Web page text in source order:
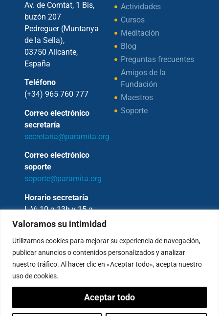
Valoramos su intimidad
Utilizamos cookies para mejorar su experiencia de navegación,
publicar anuncios o contenidos personalizados y analizar
nuestro tráfico. Al hacer clic en «Aceptar todo», acepta nuestro
uso de cookies.
Aceptar todo
Av. de Comtat, 1 Bis,
buzón 207
Pedreguer (Muntanya
de la Sella),
03750 Alicante,
España
Teléfono
(+34) 965 760 777
Correo electrónico
secretaría
secretaria@paramita.org
Correo electrónico
soporte
soporte@paramita.org
Horario secretaría
L-V: 10 a 13h y 15 a
17h
Actividades
Cursos
Meditación
Blog
Preguntas frecuentes
Amigos de la
Fundación
Maestros
Soporte
Copyright © 2026 – Fundación Sakya –
Reservados todos los derechos.
— AVISO LEGAL —
Política de Privacidad Condiciones de Pagos